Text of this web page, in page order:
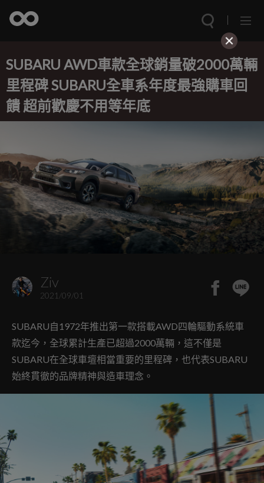
SUBARU AWD車款全球銷量破2000萬輛
里程碑 SUBARU全車系年度最強購車回
饋 超前歡慶不用等年底
Ziv
2021/09/01
SUBARU自1972年推出第一款搭載AWD四輪驅動系統車
款迄今，全球累計生產已超過2000萬輛，這不僅是
SUBARU在全球車壇相當重要的里程碑，也代表SUBARU
始終貫徹的品牌精神與造車理念。